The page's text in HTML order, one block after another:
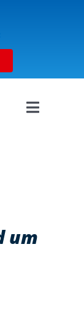
Toggle
um